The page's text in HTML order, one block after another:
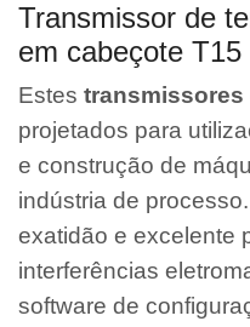
Transmissor de
em cabeçote T15
Estes transmissores
projetados para
e construção de
indústria de
exatidão e excelente
interferências
software de